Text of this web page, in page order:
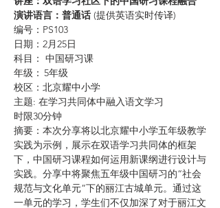
演讲语言：普通话 (提供英语实时传译)
编号：PS103
日期：2月25日
科目： 中国研习课
年级： 5年级
校区：北京耀中小学
主题: 在学习共同体中融入语文学习
时限30分钟
摘要：本次分享将以北京耀中小学五年级教学
实践为示例，展示在双语学习共同体的框架
下，中国研习课程如何运用新课纲进行设计与
实践。分享中将聚焦五年级中国研习的“社会
规范与文化单元”下的丽江古城单元。通过这
一单元的学习，学生们不仅加深了对于丽江文